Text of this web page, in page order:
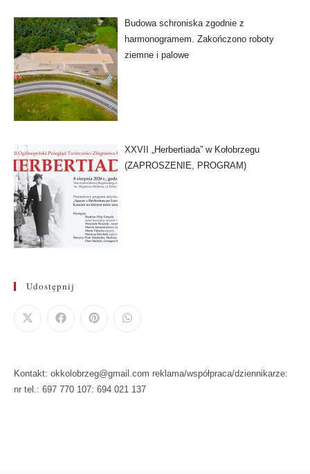
Budowa schroniska zgodnie z
harmonogramem. Zakończono roboty
ziemne i palowe
XXVII „Herbertiada” w Kołobrzegu
(ZAPROSZENIE, PROGRAM)
Udostępnij
Kontakt: okkolobrzeg@gmail.com reklama/współpraca/dziennikarze:
nr tel.: 697 770 107: 694 021 137